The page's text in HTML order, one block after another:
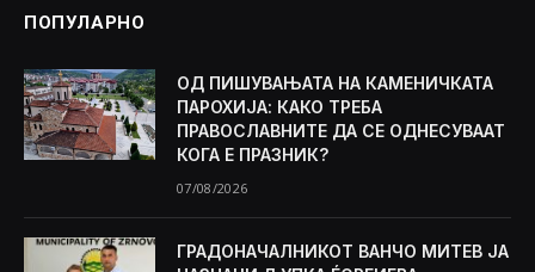
ПОПУЛАРНО
ОД ПИШУВАЊАТА НА КАМЕНИЧКАТА
ПАРОХИЈА: КАКО ТРЕБА
ПРАВОСЛАВНИТЕ ДА СЕ ОДНЕСУВААТ
КОГА Е ПРАЗНИК?
07/08/2026
ГРАДОНАЧАЛНИКОТ ВАНЧО МИТЕВ ЈА